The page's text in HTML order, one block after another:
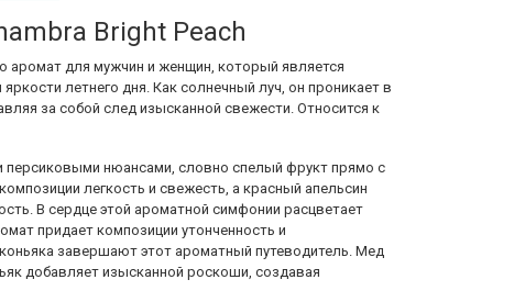
Bright Peach
аромат для мужчин и женщин, который является
летнего дня. Как солнечный луч, он проникает в
за собой след изысканной свежести. Относится к
нюансами, словно спелый фрукт прямо с
легкость и свежесть, а красный апельсин
В сердце этой ароматной симфонии расцветает
придает композиции утонченность и
завершают этот ароматный путеводитель. Мед
добавляет изысканной роскоши, создавая